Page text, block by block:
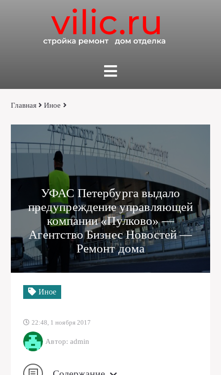
Главная Иное
УФАС Петербурга выдало
предупреждение управляющей
компании «Пулково» —
Агентство Бизнес Новостей —
Ремонт дома
Иное
22:48, 1 ноября 2017
Автор: admin